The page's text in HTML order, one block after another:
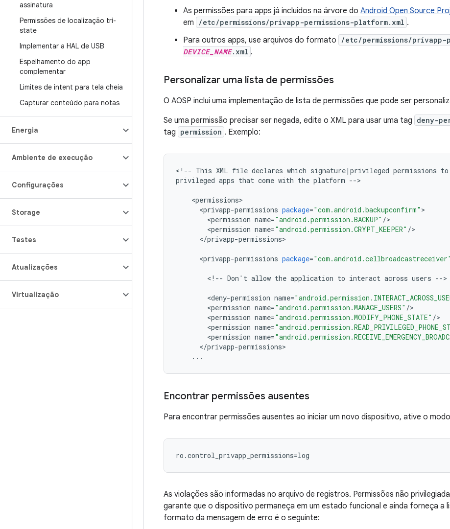
assinatura
Permissões de localização tri-
state
Implementar a HAL de USB
Espelhamento do app
complementar
Limites de intent para tela cheia
Capturar conteúdo para notas
Energia
Ambiente de execução
Configurações
Storage
Testes
Atualizações
Virtualização
As permissões para apps já incluídos na árvore do Android Open Source
em
/etc/permissions/privapp-permissions-platform.xml .
Para outros apps, use arquivos do formato
/etc/permissions/privapp-
DEVICE_NAME.xml .
Personalizar uma lista de permissões
O AOSP inclui uma implementação de lista de permissões que pode ser
Se uma permissão precisar ser negada, edite o XML para usar uma tag deny-
tag permission . Exemplo:
< ! -- This XML file declares which signature| privileged permissions to
privileged apps that come with the platform -->
<permissions>
<privapp-permissions package="com.android.backupconfirm" >
<permission name="android.permission.BACKUP" />
<permission name="android.permission.CRYPT_KEEPER" />
</privapp-permissions>
<privapp-permissions package="com.android.cellbroadcastreceiver"
< ! -- Don ' t allow the application to interact across users -->
<deny-permission name=
<permission name="android.permission.MANAGE_USERS" />
<permission name="android.permission.MODIFY_PHONE_STATE" />
<permission name=
<permission name=
</privapp-permissions>
...
Encontrar permissões ausentes
Para encontrar permissões ausentes ao iniciar um novo dispositivo, ative o
ro.control_privapp_permissions=log
As violações são informadas no arquivo de registros. Permissões não
garante que o dispositivo permaneça em um estado funcional e ainda forneça a
formato da mensagem de erro é o seguinte: